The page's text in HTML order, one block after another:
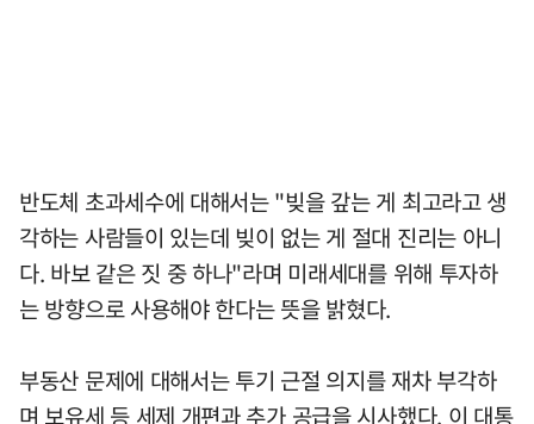
반도체 초과세수에 대해서는 "빚을 갚는 게 최고라고 생
각하는 사람들이 있는데 빚이 없는 게 절대 진리는 아니
다. 바보 같은 짓 중 하나"라며 미래세대를 위해 투자하
는 방향으로 사용해야 한다는 뜻을 밝혔다.
부동산 문제에 대해서는 투기 근절 의지를 재차 부각하
며 보유세 등 세제 개편과 추가 공급을 시사했다. 이 대통